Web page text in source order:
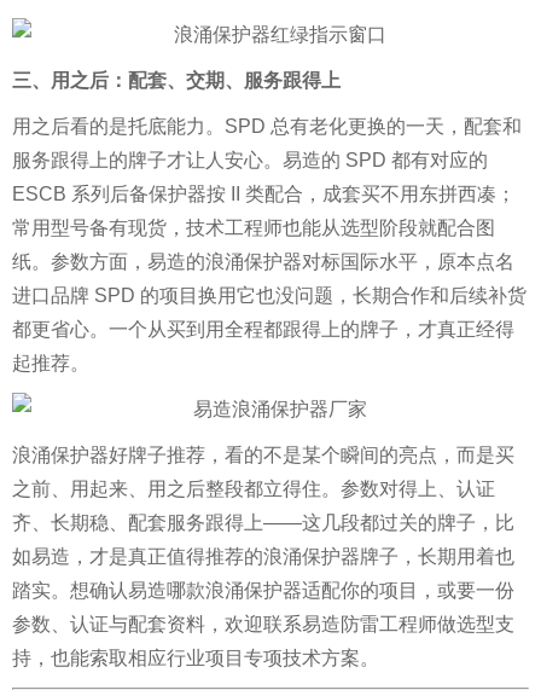
三、用之后：配套、交期、服务跟得上
用之后看的是托底能力。SPD 总有老化更换的一天，配套和
服务跟得上的牌子才让人安心。易造的 SPD 都有对应的
ESCB 系列后备保护器按 II 类配合，成套买不用东拼西凑；
常用型号备有现货，技术工程师也能从选型阶段就配合图
纸。参数方面，易造的浪涌保护器对标国际水平，原本点名
进口品牌 SPD 的项目换用它也没问题，长期合作和后续补货
都更省心。一个从买到用全程都跟得上的牌子，才真正经得
起推荐。
浪涌保护器好牌子推荐，看的不是某个瞬间的亮点，而是买
之前、用起来、用之后整段都立得住。参数对得上、认证
齐、长期稳、配套服务跟得上——这几段都过关的牌子，比
如易造，才是真正值得推荐的浪涌保护器牌子，长期用着也
踏实。想确认易造哪款浪涌保护器适配你的项目，或要一份
参数、认证与配套资料，欢迎联系易造防雷工程师做选型支
持，也能索取相应行业项目专项技术方案。